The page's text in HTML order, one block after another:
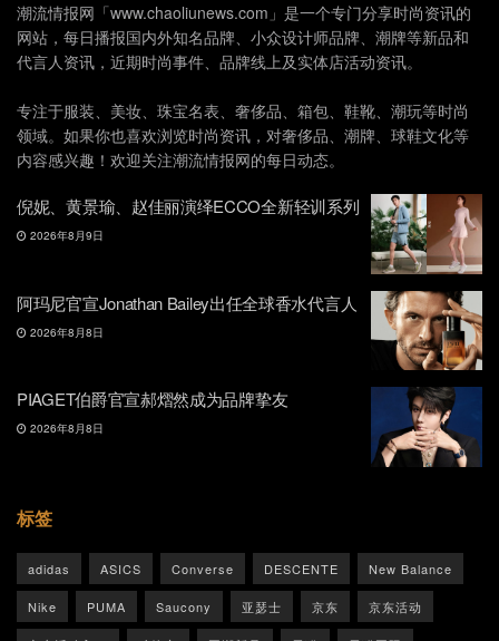
潮流情报网「www.chaoliunews.com」是一个专门分享时尚资讯的
网站，每日播报国内外知名品牌、小众设计师品牌、潮牌等新品和
代言人资讯，近期时尚事件、品牌线上及实体店活动资讯。
专注于服装、美妆、珠宝名表、奢侈品、箱包、鞋靴、潮玩等时尚
领域。如果你也喜欢浏览时尚资讯，对奢侈品、潮牌、球鞋文化等
内容感兴趣！欢迎关注潮流情报网的每日动态。
倪妮、黄景瑜、赵佳丽演绎ECCO全新轻训系列
2026年8月9日
阿玛尼官宣Jonathan Bailey出任全球香水代言人
2026年8月8日
PIAGET伯爵官宣郝熠然成为品牌挚友
2026年8月8日
标签
adidas ASICS Converse DESCENTE New Balance
Nike PUMA Saucony 亚瑟士 京东 京东活动